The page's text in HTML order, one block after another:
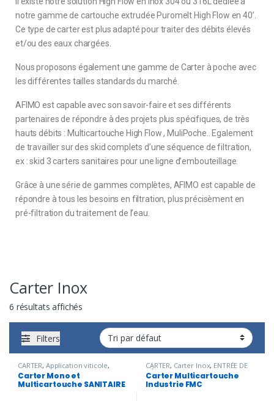
notre gamme de cartouche extrudée Puromelt High Flow en 40’.
Ce type de carter est plus adapté pour traiter des débits élevés
et/ou des eaux chargées.
Nous proposons également une gamme de Carter à poche avec
les différentes tailles standards du marché.
AFIMO est capable avec son savoir-faire et ses différents
partenaires de répondre à des projets plus spécifiques, de très
hauts débits : Multicartouche High Flow , MuliPoche.. Egalement
de travailler sur des skid complets d’une séquence de filtration,
ex : skid 3 carters sanitaires pour une ligne d’embouteillage.
Grâce à une série de gammes complètes, AFIMO est capable de
répondre à tous les besoins en filtration, plus précisèment en
pré-filtration du traitement de l’eau.
Carter Inox
6 résultats affichés
Filters
CARTER, Application viticole,
Carter Inox , Carter Mono et
Multicartouche SANITAIRE
Embouteillage,Industrie
Carter Mono et
Multicartouche SANITAIRE
CARTER, Carter Inox, ENTRÉE DE
BÂTIMENT, Multicartouche
Industrie FMC,R.E.U.T,Traitement
de l'eau potable
Carter Multicartouche
Industrie FMC